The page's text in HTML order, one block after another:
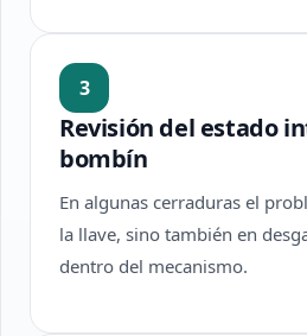
3
Revisión del estado
bombín
En algunas cerraduras el
la llave, sino también en
dentro del mecanismo.